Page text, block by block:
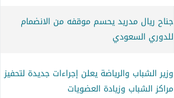
جناح ريال مدريد يحسم موقفه من الانضمام
للدوري السعودي
وزير الشباب والرياضة يعلن إجراءات جديدة لتحفيز
مراكز الشباب وزيادة العضويات